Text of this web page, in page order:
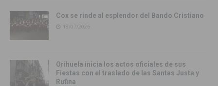
Cox se rinde al esplendor del Bando Cristiano
18/07/2026
Orihuela inicia los actos oficiales de sus
Fiestas con el traslado de las Santas Justa y
Rufina